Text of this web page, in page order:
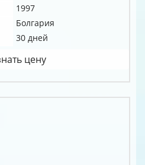
1997
Болгария
30 дней
цену